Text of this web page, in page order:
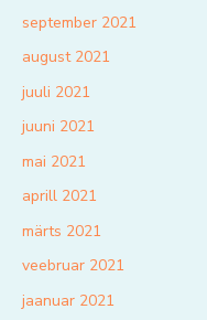
september 2021
august 2021
juuli 2021
juuni 2021
mai 2021
aprill 2021
märts 2021
veebruar 2021
jaanuar 2021